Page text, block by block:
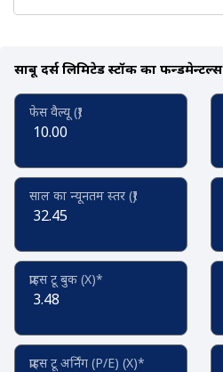
साबू ब्रदर्स लिमिटेड स्टॉक का फन्डमेन्टल्स
फेस वैल्यू (₹)
10.00
साल का न्यूनतम स्तर (₹)
32.45
प्राइस टू बुक (X)*
3.48
प्राइस टू अर्निंग (P/E) (X)*